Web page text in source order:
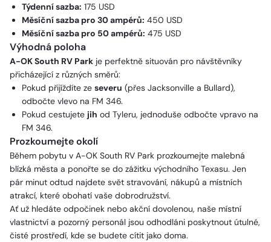
Týdenní sazba: 175 USD
Měsíční sazba pro 30 ampérů: 450 USD
Měsíční sazba pro 50 ampérů: 475 USD
Výhodná poloha
A-OK South RV Park je perfektně situován pro návštěvníky
přicházející z různých směrů:
Pokud přijíždíte ze severu (přes Jacksonville a Bullard),
odbočte vlevo na FM 346.
Pokud cestujete jih od Tyleru, jednoduše odbočte vpravo na
FM 346.
Prozkoumejte okolí
Během pobytu v A-OK South RV Park prozkoumejte malebná
blízká města a ponořte se do zážitku východního Texasu. Jen
pár minut odtud najdete svět stravování, nákupů a místních
atrakcí, které obohatí vaše dobrodružství.
Ať už hledáte odpočinek nebo akční dovolenou, naše místní
vlastnictví a pozorný personál jsou odhodláni poskytnout útulné,
čisté prostředí, kde se budete cítit jako doma.